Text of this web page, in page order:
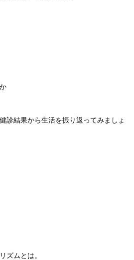
診結果から生活を振り返ってみましょ
ズムとは。